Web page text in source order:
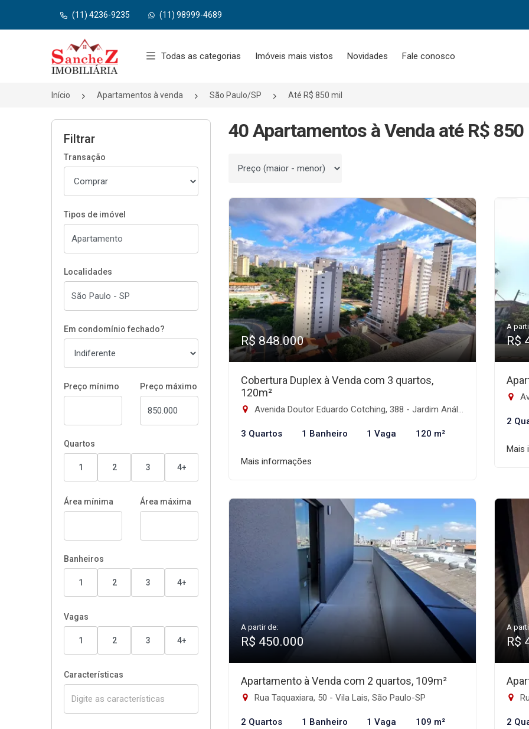
(11) 4236-9235 (11) 98999-4689
Página inicial
Todas as categorias Imóveis mais vistos Novidades Fale conosco
Início Apartamentos à venda São Paulo/SP Até R$ 850 mil
Filtrar
Transação
Tipos de imóvel
Localidades
Em condomínio fechado?
Preço mínimo Preço máximo
Quartos
1 2 3 4+
Área mínima Área máxima
Banheiros
1 2 3 4+
Vagas
1 2 3 4+
Características
40 Apartamentos à Venda até R$
Ordenar por
R$ 848.000
Cobertura Duplex à Venda com 3 quartos,
120m²
Avenida Doutor Eduardo Cotching, 388 - Jardim Anália Franco, São Paulo-SP
3 Quartos 1 Banheiro 1 Vaga 120 m²
Mais informações
A
R$
2
Mais
A partir de:
R$ 450.000
Apartamento à Venda com 2 quartos, 109m²
Rua Taquaxiara, 50 - Vila Lais, São Paulo-SP
2 Quartos 1 Banheiro 1 Vaga 109 m²
A
R$
2